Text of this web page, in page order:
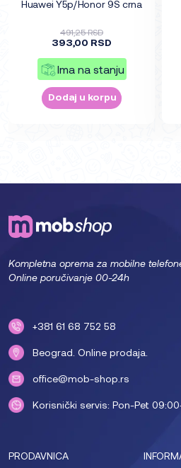
Huawei Y5p/Honor 9S crna
491,25 RSD
393,00 RSD
Ima na stanju
Dodaj u korpu
Kompletna oprema za mobilne
Online poručivanje 00-24h
+381 61 68 752 58
Beograd. Online prodaja.
office@mob-shop.rs
Korisnički servis: Pon-Pet
PRODAVNICA